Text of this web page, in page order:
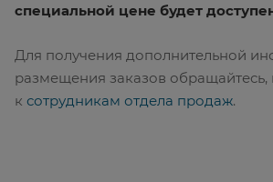
специальной цене будет
Для получения дополнительной
размещения заказов обращайтесь,
к сотрудникам отдела продаж.